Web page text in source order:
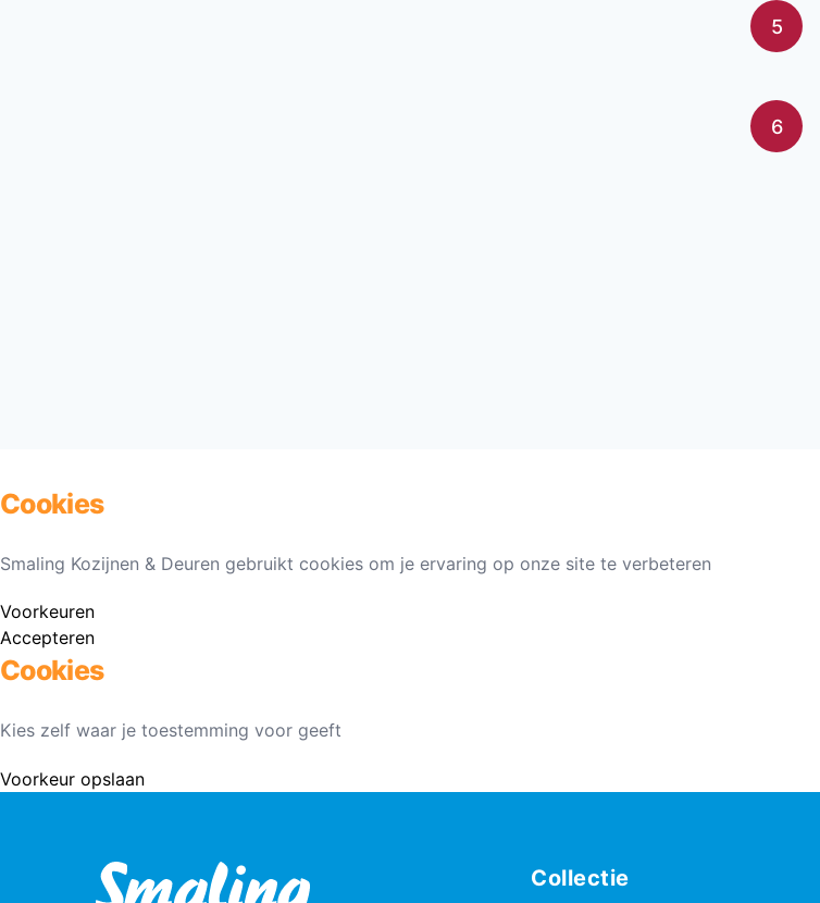
5
6
Cookies
Smaling Kozijnen & Deuren gebruikt cookies om je ervaring op onze site te verbeteren
Voorkeuren
Accepteren
Cookies
Kies zelf waar je toestemming voor geeft
Voorkeur opslaan
Collectie